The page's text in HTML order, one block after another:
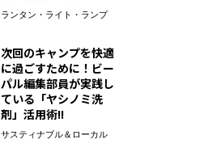
ランタン・ライト・ランプ
次回のキャンプを快適
に過ごすために！ビー
パル編集部員が実践し
ている「ヤシノミ洗
剤」活用術!!
サスティナブル＆ローカル